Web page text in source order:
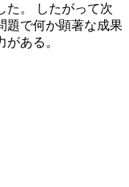
た。 したがって次
題で何か顕著な成果
ある。